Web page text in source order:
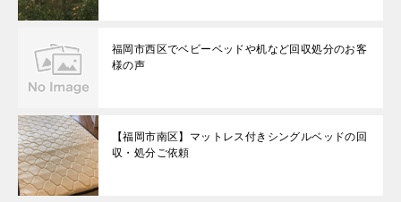
福岡市西区でベビーベッドや机など回収処分のお客
様の声
【福岡市南区】マットレス付きシングルベッドの回
収・処分ご依頼